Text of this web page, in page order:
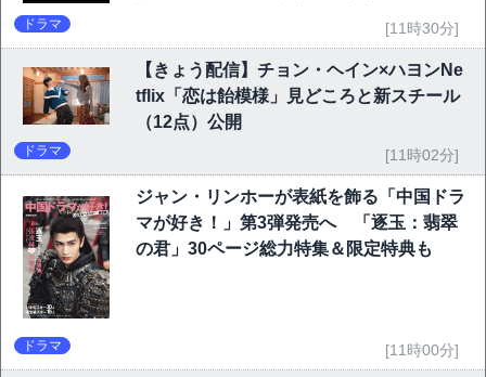
ドラマ [11時30分]
【きょう配信】チョン・ヘイン×ハヨンNe
tflix「恋は飴模様」見どころと新スチール
（12点）公開
ドラマ [11時02分]
ジャン・リンホーが表紙を飾る「中国ドラ
マが好き！」第3弾発売へ 「逐玉：翡翠
の君」30ページ総力特集＆限定特典も
ドラマ [11時00分]